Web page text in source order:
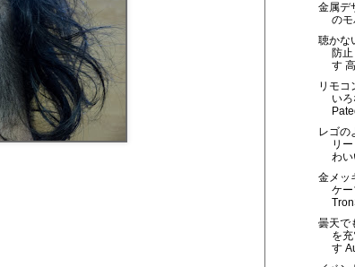
金属デ
の
聴かな
防
す
リモコ
い
レゴの
リ
わ
金メッ
ケ
曇天で
を
す